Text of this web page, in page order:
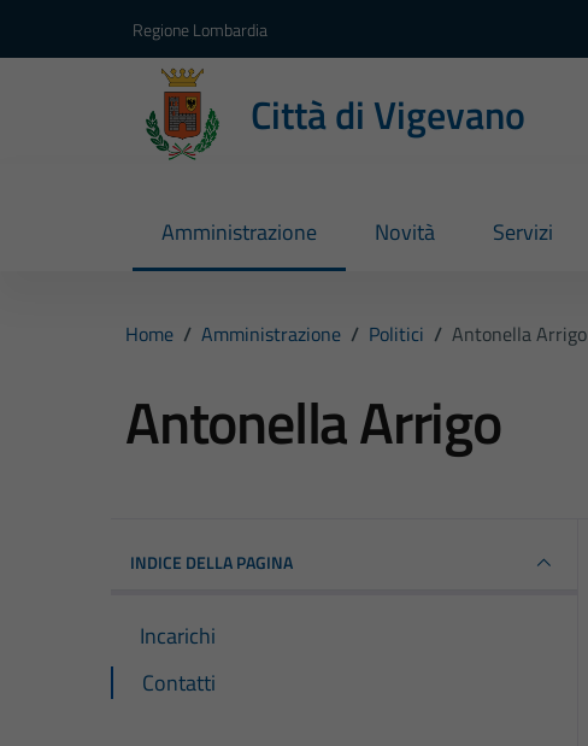
Regione Lombardia
Città di Vigevano
Amministrazione Novità Servizi
Home / Amministrazione / Politici / Antonella Arrigo
Antonella Arrigo
INDICE DELLA PAGINA
Incarichi
Contatti